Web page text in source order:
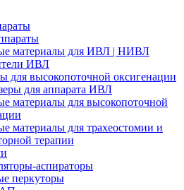
материалы для ИВЛ | НИВЛ
ИВЛ
для высокопоточной оксигенации
для аппарата ИВЛ
материалы для высокопоточной
материалы для трахеостомии и
терапии
аспираторы
перкуторы